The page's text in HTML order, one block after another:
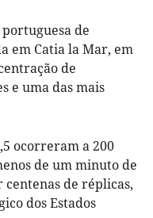
portuguesa de
em Catia la Mar, em
de
e uma das mais
ocorreram a 200
de um minuto de
de réplicas,
dos Estados